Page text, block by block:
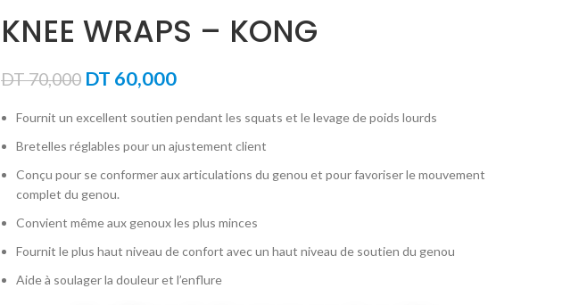
KNEE WRAPS – KONG
DT70,000 Le
initial
était :
DT 70,000.
DT 60,000Le
actuel
est :
DT 60,000.
Fournit un excellent soutien pendant les squats et le levage de poids lourds
Bretelles réglables pour un ajustement client
Conçu pour se conformer aux articulations du genou et pour favoriser le mouvement
complet du genou.
Convient même aux genoux les plus minces
Fournit le plus haut niveau de confort avec un haut niveau de soutien du genou
Aide à soulager la douleur et l’enflure